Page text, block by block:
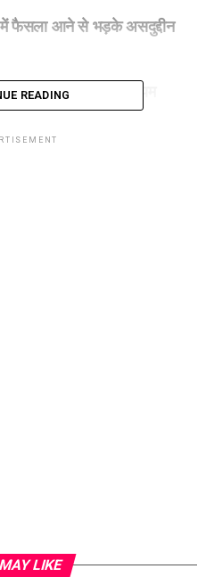
में फैसला आने से भड़के असदुद्दीन
के लिए जारी हुआ नया नियम
READING
LIKE